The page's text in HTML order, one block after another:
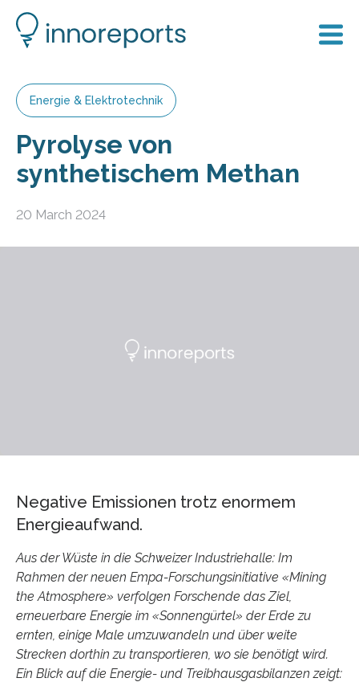
Energie & Elektrotechnik
Pyrolyse von
synthetischem Methan
20 March 2024
Negative Emissionen trotz enormem
Energieaufwand.
Aus der Wüste in die Schweizer Industriehalle: Im
Rahmen der neuen Empa-Forschungsinitiative «Mining
the Atmosphere» verfolgen Forschende das Ziel,
erneuerbare Energie im «Sonnengürtel» der Erde zu
ernten, einige Male umzuwandeln und über weite
Strecken dorthin zu transportieren, wo sie benötigt wird.
Ein Blick auf die Energie- und Treibhausgasbilanzen zeigt: